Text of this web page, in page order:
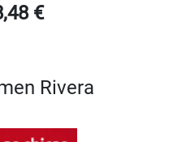
€
Rivera